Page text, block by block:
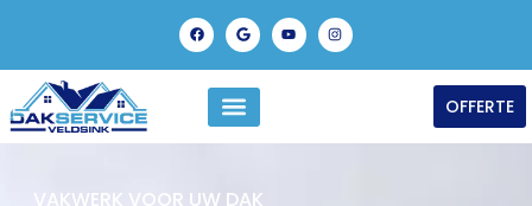
OFFERTE
VAKWERK VOOR UW DAK